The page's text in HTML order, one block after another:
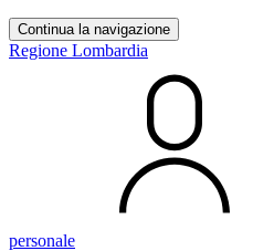
Continua la navigazione
Regione Lombardia
personale